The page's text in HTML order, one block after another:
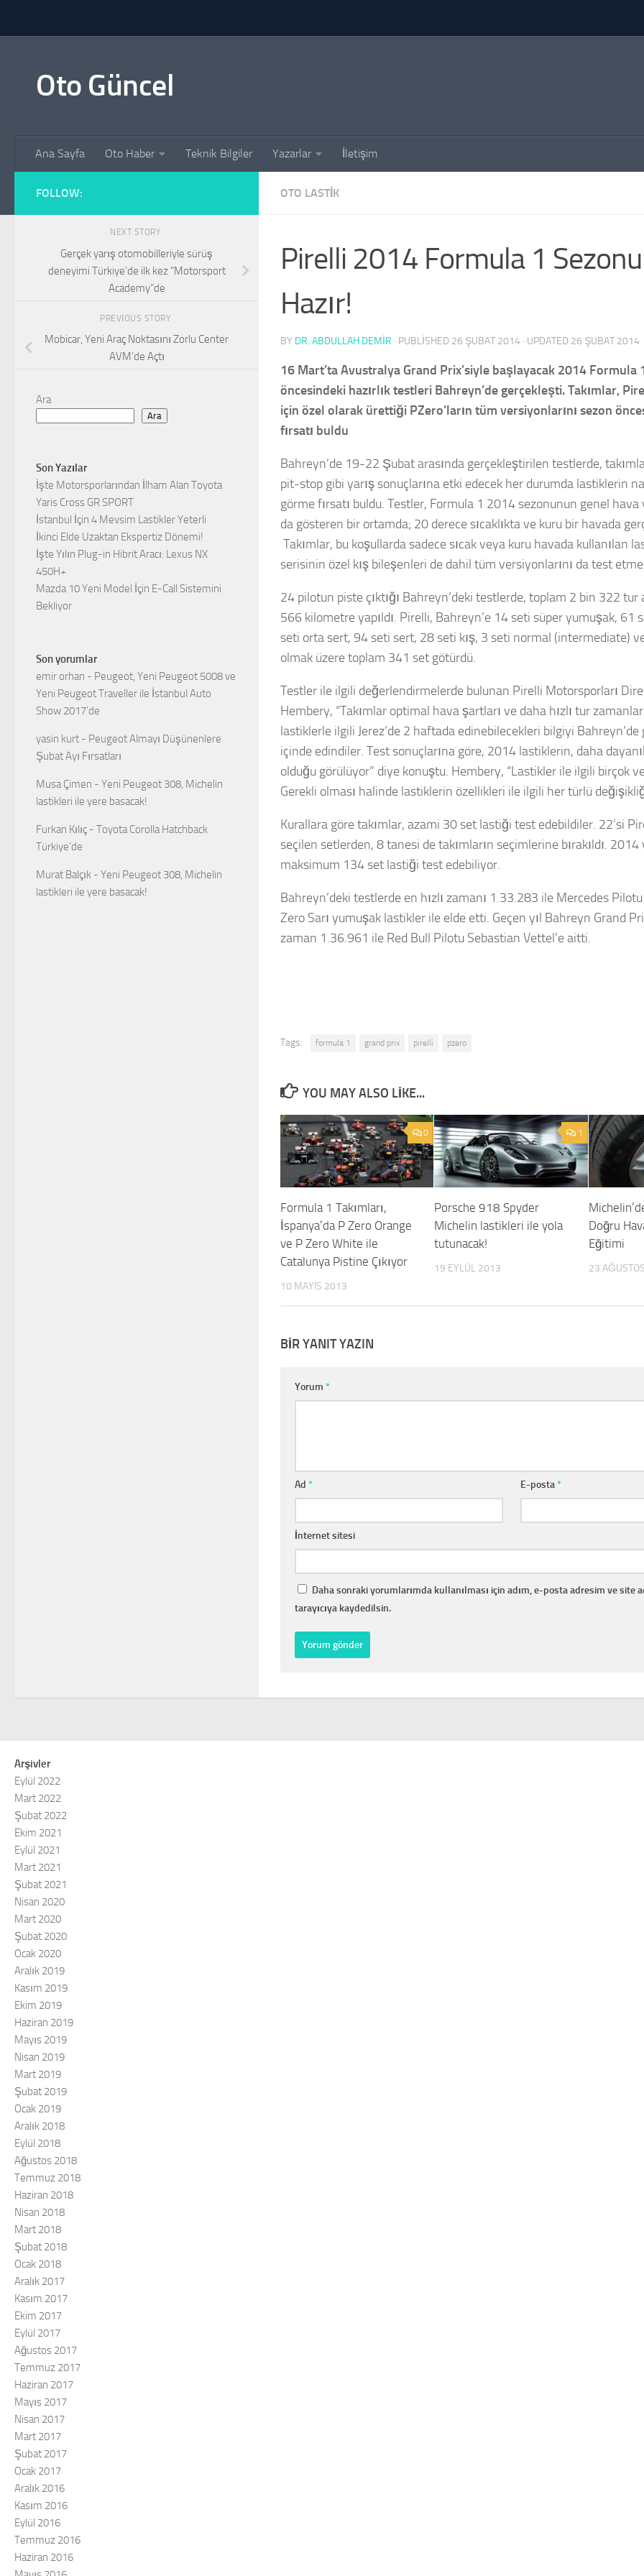
Oto Güncel
Ana Sayfa Oto Haber Teknik Bilgiler Yazarlar İletişim
OTO LASTIK
Pirelli 2014 Formula 1
Hazır!
BY DR. ABDULLAH DEMİR · PUBLISHED 26 ŞUBAT 2014 · UPDATED 26 ŞUBAT 2014
16 Mart’ta Avustralya Grand Prix’siyle başlayacak 2014 Formula
öncesindeki hazırlık testleri Bahreyn’de gerçekleşti. Takımlar,
için özel olarak ürettiği PZero’ların tüm versiyonlarını sezon
fırsatı buldu
Bahreyn’de 19-22 Şubat arasında gerçekleştirilen testlerde,
pit-stop gibi yarış sonuçlarına etki edecek her durumda lastiklerin
görme fırsatı buldu. Testler, Formula 1 2014 sezonunun genel hava
da gösteren bir ortamda; 20 derece sıcaklıkta ve kuru bir havada
Takımlar, bu koşullarda sadece sıcak veya kuru havada kullanılan
serisinin özel kış bileşenleri de dahil tüm versiyonlarını da test etme
24 pilotun piste çıktığı Bahreyn’deki testlerde, toplam 2 bin 322 tur
566 kilometre yapıldı. Pirelli, Bahreyn’e 14 seti süper yumuşak, 61
seti orta sert, 94 seti sert, 28 seti kış, 3 seti normal (intermediate)
olmak üzere toplam 341 set götürdü.
Testler ile ilgili değerlendirmelerde bulunan Pirelli Motorsporları
Hembery, “Takımlar optimal hava şartları ve daha hızlı tur
lastiklerle ilgili Jerez’de 2 haftada edinebilecekleri bilgiyi
içinde edindiler. Test sonuçlarına göre, 2014 lastiklerin, daha
olduğu görülüyor” diye konuştu. Hembery, “Lastikler ile ilgili birçok
Gerekli olması halinde lastiklerin özellikleri ile ilgili her türlü
Kurallara göre takımlar, azami 30 set lastiği test edebildiler. 22’si
seçilen setlerden, 8 tanesi de takımların seçimlerine bırakıldı. 2014
maksimum 134 set lastiği test edebiliyor.
Bahreyn’deki testlerde en hızlı zamanı 1.33.283 ile Mercedes
Zero Sarı yumuşak lastikler ile elde etti. Geçen yıl Bahreyn Grand
zaman 1.36.961 ile Red Bull Pilotu Sebastian Vettel’e aitti.
Tags: formula 1 grand prix pirelli pzero
YOU MAY ALSO LIKE...
0
Formula 1 Takımları,
İspanya’da P Zero Orange
ve P Zero White ile
Catalunya Pistine Çıkıyor
10 MAYIS 2013
1
Porsche 918 Spyder
Michelin lastikleri ile yola
tutunacak!
19 EYLÜL 2013
Doğru
Eğitimi
23
BIR YANIT YAZIN
Yorum *
Ad * E-posta*
İnternet sitesi
Daha sonraki yorumlarımda kullanılması için adım, e-posta adresim ve site
tarayıcıya kaydedilsin.
FOLLOW:
NEXT STORY
Gerçek yarış otomobilleriyle sürüş
deneyimi Türkiye’de ilk kez “Motorsport
Academy”de
PREVIOUS STORY
Mobicar, Yeni Araç Noktasını Zorlu Center
AVM’de Açtı
Ara
Ara
Son Yazılar
İşte Motorsporlarından İlham Alan Toyota
Yaris Cross GR SPORT
İstanbul İçin 4 Mevsim Lastikler Yeterli
İkinci Elde Uzaktan Ekspertiz Dönemi!
İşte Yılın Plug-in Hibrit Aracı: Lexus NX
450H+
Mazda 10 Yeni Model İçin E-Call Sistemini
Bekliyor
Son yorumlar
emir orhan - Peugeot, Yeni Peugeot 5008 ve
Yeni Peugeot Traveller ile İstanbul Auto
Show 2017’de
yasin kurt - Peugeot Almayı Düşünenlere
Şubat Ayı Fırsatları
Musa Çimen - Yeni Peugeot 308, Michelin
lastikleri ile yere basacak!
Furkan Kılıç - Toyota Corolla Hatchback
Türkiye’de
Murat Balçık - Yeni Peugeot 308, Michelin
lastikleri ile yere basacak!
Arşivler
Eylül 2022
Mart 2022
Şubat 2022
Ekim 2021
Eylül 2021
Mart 2021
Şubat 2021
Nisan 2020
Mart 2020
Şubat 2020
Ocak 2020
Aralık 2019
Kasım 2019
Ekim 2019
Haziran 2019
Mayıs 2019
Nisan 2019
Mart 2019
Şubat 2019
Ocak 2019
Aralık 2018
Eylül 2018
Ağustos 2018
Temmuz 2018
Haziran 2018
Nisan 2018
Mart 2018
Şubat 2018
Ocak 2018
Aralık 2017
Kasım 2017
Ekim 2017
Eylül 2017
Ağustos 2017
Temmuz 2017
Haziran 2017
Mayıs 2017
Nisan 2017
Mart 2017
Şubat 2017
Ocak 2017
Aralık 2016
Kasım 2016
Eylül 2016
Temmuz 2016
Haziran 2016